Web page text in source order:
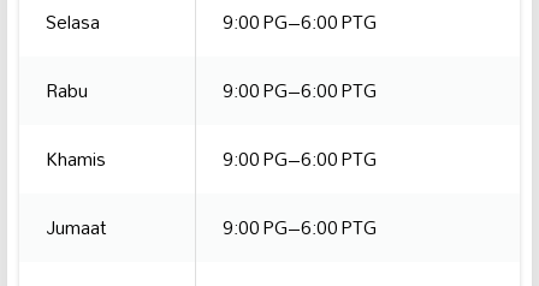
Selasa
9:00 PG–6:00 PTG
Rabu
9:00 PG–6:00 PTG
Khamis
9:00 PG–6:00 PTG
Jumaat
9:00 PG–6:00 PTG